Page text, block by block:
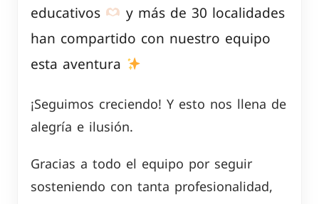
educativos
y más de 30 localidades
han compartido con nuestro equipo
esta aventura
¡Seguimos creciendo! Y esto nos llena de
alegría e ilusión.
Gracias a todo el equipo por seguir
sosteniendo con tanta profesionalidad,